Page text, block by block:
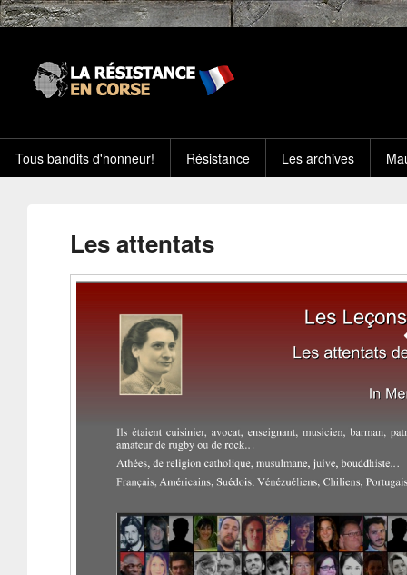
Tous bandits d'honneur! Résistance Les archives
Les attentats